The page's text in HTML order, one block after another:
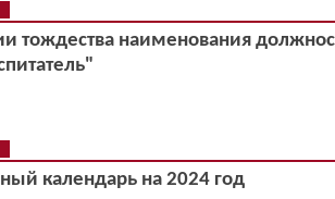
тождества наименования
календарь на 2024 год